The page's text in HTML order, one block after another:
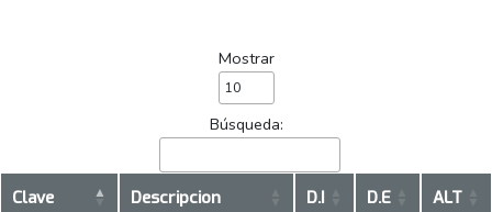
Mostrar
Búsqueda:
Clave Descripcion D.I D.E
ALT